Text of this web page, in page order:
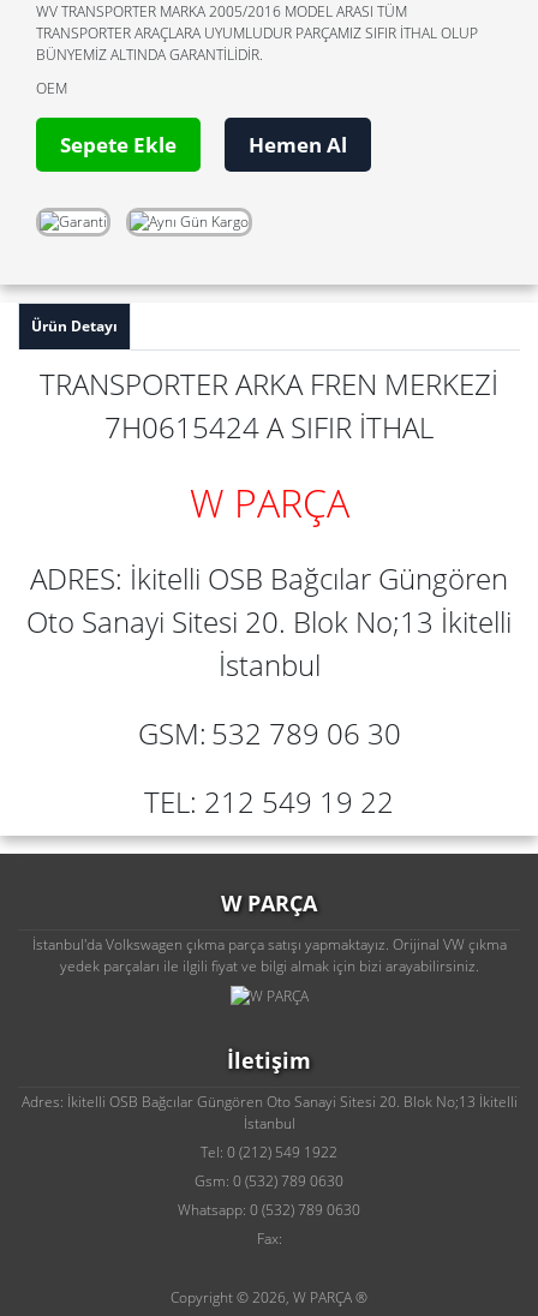
WV TRANSPORTER MARKA 2005/2016 MODEL ARASI TÜM
TRANSPORTER ARAÇLARA UYUMLUDUR PARÇAMIZ SIFIR İTHAL OLUP
BÜNYEMİZ ALTINDA GARANTİLİDİR.
OEM
Sepete Ekle Hemen Al
Ürün Detayı
TRANSPORTER ARKA FREN MERKEZİ
7H0615424 A SIFIR İTHAL
W PARÇA
ADRES: İkitelli OSB Bağcılar Güngören
Oto Sanayi Sitesi 20. Blok No;13 İkitelli
İstanbul
GSM: 532 789 06 30
TEL: 212 549 19 22
W PARÇA
İstanbul'da Volkswagen çıkma parça satışı yapmaktayız. Orijinal VW çıkma
yedek parçaları ile ilgili fiyat ve bilgi almak için bizi arayabilirsiniz.
İletişim
Adres: İkitelli OSB Bağcılar Güngören Oto Sanayi Sitesi 20. Blok No;13 İkitelli
İstanbul
Tel: 0 (212) 549 1922
Gsm: 0 (532) 789 0630
Whatsapp: 0 (532) 789 0630
Fax:
Copyright © 2026, W PARÇA ®